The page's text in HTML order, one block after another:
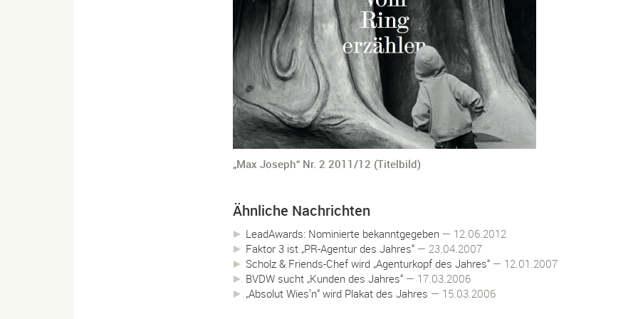
„Max Joseph“ Nr. 2 2011/12 (Titelbild)
Ähnliche Nachrichten
LeadAwards: Nominierte bekanntgegeben — 12.06.2012
Faktor 3 ist „PR-Agentur des Jahres“ — 23.04.2007
Scholz & Friends-Chef wird „Agenturkopf des Jahres“ — 12.01.2007
BVDW sucht „Kunden des Jahres“ — 17.03.2006
„Absolut Wies’n“ wird Plakat des Jahres — 15.03.2006